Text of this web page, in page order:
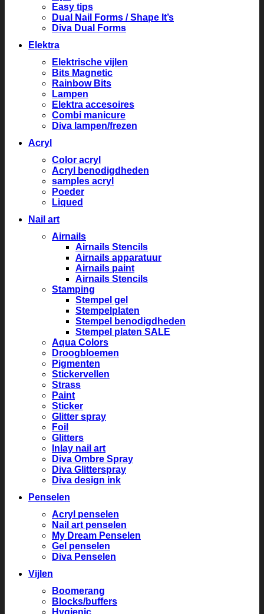
Easy tips
Dual Nail Forms / Shape It’s
Diva Dual Forms
Elektra
Elektrische vijlen
Bits Magnetic
Rainbow Bits
Lampen
Elektra accesoires
Combi manicure
Diva lampen/frezen
Acryl
Color acryl
Acryl benodigdheden
samples acryl
Poeder
Liqued
Nail art
Airnails
Airnails Stencils
Airnails apparatuur
Airnails paint
Airnails Stencils
Stamping
Stempel gel
Stempelplaten
Stempel benodigdheden
Stempel platen SALE
Aqua Colors
Droogbloemen
Pigmenten
Stickervellen
Strass
Paint
Sticker
Glitter spray
Foil
Glitters
Inlay nail art
Diva Ombre Spray
Diva Glitterspray
Diva design ink
Penselen
Acryl penselen
Nail art penselen
My Dream Penselen
Gel penselen
Diva Penselen
Vijlen
Boomerang
Blocks/buffers
Hygienic